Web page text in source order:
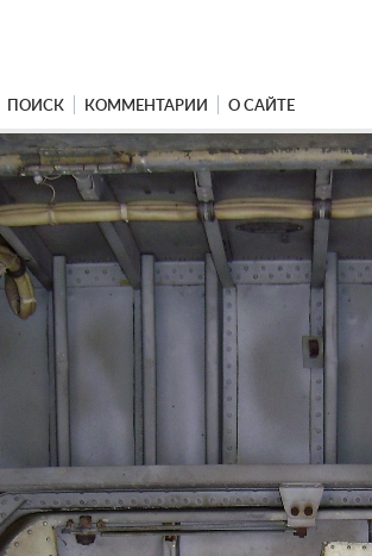
ПОИСК КОММЕНТАРИИ О САЙТЕ